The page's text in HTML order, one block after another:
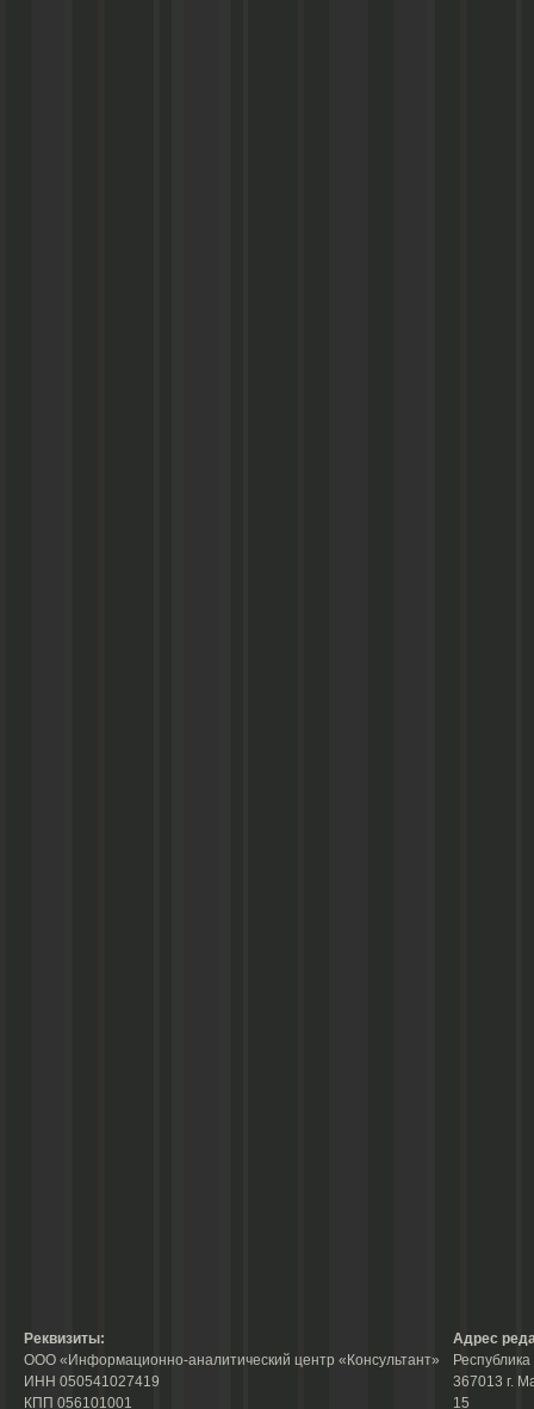
Реквизиты:
ООО «Информационно-аналитический центр «Консультант»
ИНН 050541027419
КПП 056101001
Адрес
367013 г.
15